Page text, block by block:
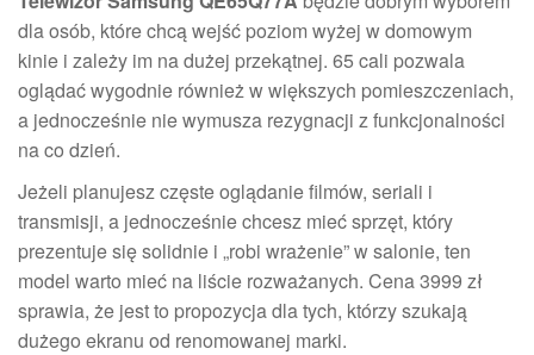
dla osób, które chcą wejść poziom wyżej w domowym
kinie i zależy im na dużej przekątnej. 65 cali pozwala
oglądać wygodnie również w większych pomieszczeniach,
a jednocześnie nie wymusza rezygnacji z funkcjonalności
na co dzień.
Jeżeli planujesz częste oglądanie filmów, seriali i
transmisji, a jednocześnie chcesz mieć sprzęt, który
prezentuje się solidnie i „robi wrażenie” w salonie, ten
model warto mieć na liście rozważanych. Cena 3999 zł
sprawia, że jest to propozycja dla tych, którzy szukają
dużego ekranu od renomowanej marki.